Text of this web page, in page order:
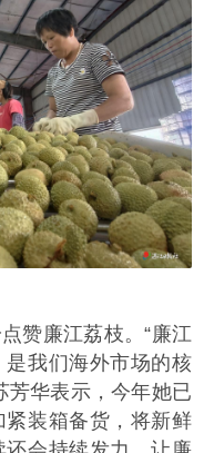
赞廉江荔枝。“廉江
我们海外市场的核
芳华表示，今年她已
装箱备货，将新鲜